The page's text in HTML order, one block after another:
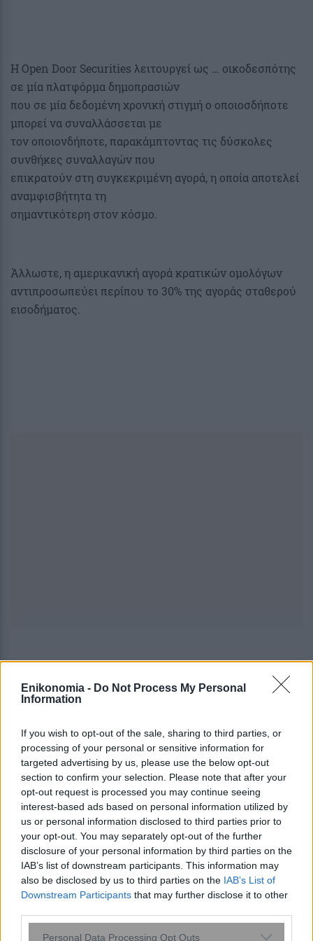
Enikonomia - Do Not Process My Personal
Information
If you wish to opt-out of the sale, sharing to third parties, or
processing of your personal or sensitive information for
targeted advertising by us, please use the below opt-out
section to confirm your selection. Please note that after your
opt-out request is processed you may continue seeing
interest-based ads based on personal information utilized by
us or personal information disclosed to third parties prior to
your opt-out. You may separately opt-out of the further
disclosure of your personal information by third parties on the
IAB’s list of downstream participants. This information may
also be disclosed by us to third parties on the IAB’s List of
Downstream Participants that may further disclose it to other
Please note that this website/app uses one or more Google
Personal Data Processing Opt Outs
Η Open Door Securities λειτουργεί ως … οικοδεσπότης
σε μία πλατφόρμα δημοπρασιών
που σε μία δεδομένη χρονική στιγμή ο οποιοσδήποτε
μπορεί να συναλλάσσεται με
τον οποιονδήποτε, παρακάμπτοντας τις δύσκολες
συνθήκες συναλλαγών που
επικρατούν στη συγκεκριμένη αγορά, η οποία αποτελεί
αναμφισβήτητα τη
σημαντικότερη στον κόσμο.
Άλλωστε, η αμερικανική αγορά κρατικών ομολόγων
αντιπροσωπεύει περίπου το 30% της αγοράς σταθερού
εισοδήματος.
Σχόλια Αναγνωστών
σχολίασε και εσύ
Ακολουθήστε το στοGoogle News
και μάθετε πρώτοι όλες τις ειδήσεις